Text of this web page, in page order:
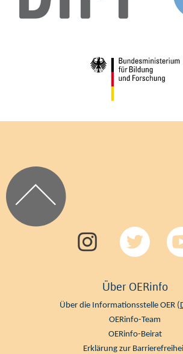
Über OERinfo
Über die Informationsstelle OER (
OERinfo-Team
OERinfo-Beirat
Erklärung zur